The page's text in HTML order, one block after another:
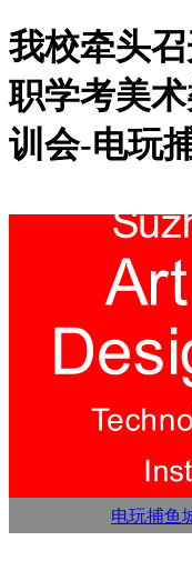
我校牵头
职学考美
训会-电玩
电玩捕鱼